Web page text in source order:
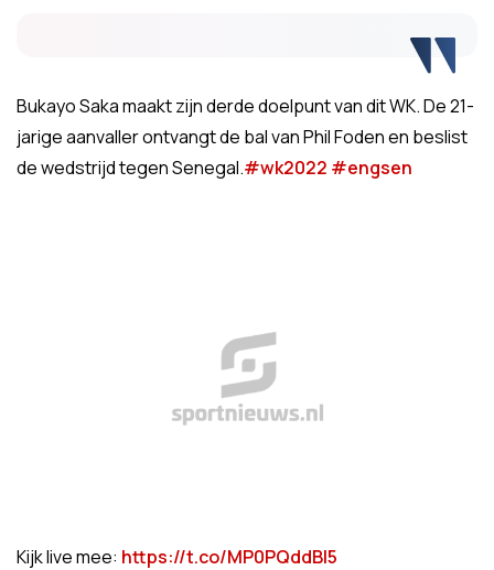
Bukayo Saka maakt zijn derde doelpunt van dit WK. De 21-
jarige aanvaller ontvangt de bal van Phil Foden en beslist
de wedstrijd tegen Senegal.#wk2022 #engsen
Kijk live mee: https://t.co/MP0PQddBl5